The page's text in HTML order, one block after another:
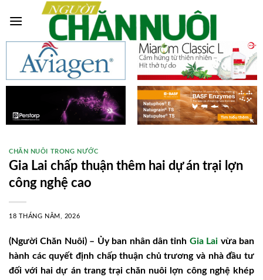
CHĂN NUÔI TRONG NƯỚC
Gia Lai chấp thuận thêm hai dự án trại lợn
công nghệ cao
18 THÁNG NĂM, 2026
(Người Chăn Nuôi) – Ủy ban nhân dân tỉnh Gia Lai vừa ban
hành các quyết định chấp thuận chủ trương và nhà đầu tư
đối với hai dự án trang trại chăn nuôi lợn công nghệ khép